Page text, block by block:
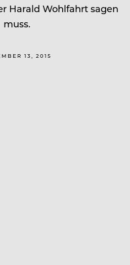
Harald Wohlfahrt sagen
muss.
13, 2015